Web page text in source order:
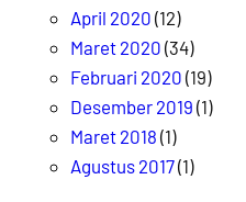
April 2020 (12)
Maret 2020 (34)
Februari 2020 (19)
Desember 2019 (1)
Maret 2018 (1)
Agustus 2017(1)